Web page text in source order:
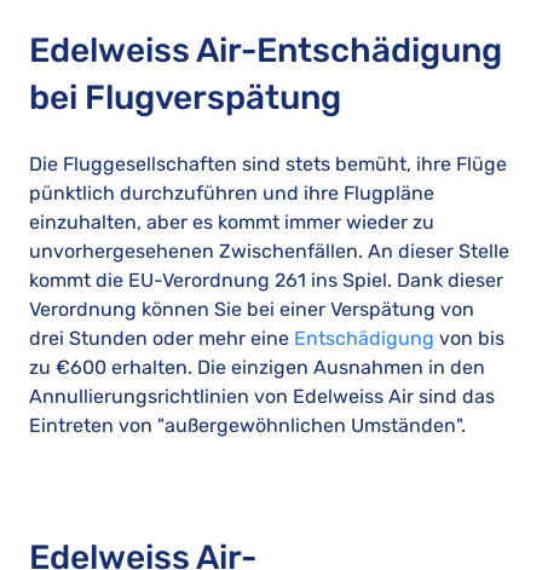
Edelweiss Air-Entschädigung
bei Flugverspätung
Die Fluggesellschaften sind stets bemüht, ihre Flüge
pünktlich durchzuführen und ihre Flugpläne
einzuhalten, aber es kommt immer wieder zu
unvorhergesehenen Zwischenfällen. An dieser Stelle
kommt die EU-Verordnung 261 ins Spiel. Dank dieser
Verordnung können Sie bei einer Verspätung von
drei Stunden oder mehr eine Entschädigung von bis
zu €600 erhalten. Die einzigen Ausnahmen in den
Annullierungsrichtlinien von Edelweiss Air sind das
Eintreten von "außergewöhnlichen Umständen".
Edelweiss Air-